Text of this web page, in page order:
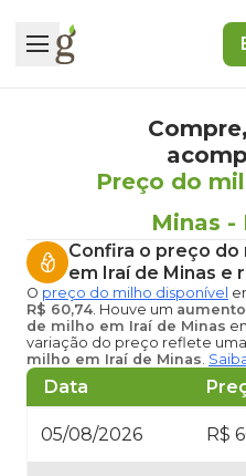
Preço do
Minas -
Confira o preço do
em Iraí de Minas e
O preço do milho disponível
R$ 60,74. Houve um
de milho em Iraí de Minas
variação do preço reflete uma
milho em Iraí de Minas.
Data
05/08/2026 R$